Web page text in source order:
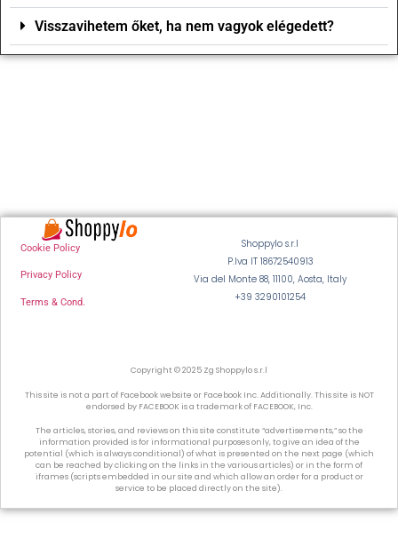
Visszavihetem őket, ha nem vagyok elégedett?
Cookie Policy
Privacy Policy
Terms & Cond.
Shoppylo s.r.l
P.Iva IT 18672540913
Via del Monte 88, 11100, Aosta, Italy
+39 3290101254
Copyright © 2025 Zg Shoppylo s.r.l
This site is not a part of Facebook website or Facebook Inc. Additionally. This site is NOT
endorsed by FACEBOOK is a trademark of FACEBOOK, Inc.
The articles, stories, and reviews on this site constitute “advertisements,” so the
information provided is for informational purposes only, to give an idea of the
potential (which is always conditional) of what is presented on the next page (which
can be reached by clicking on the links in the various articles) or in the form of
iframes (scripts embedded in our site and which allow an order for a product or
service to be placed directly on the site).